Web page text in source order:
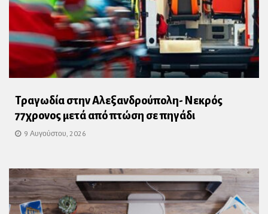
Τραγωδία στην Αλεξανδρούπολη- Νεκρός
77χρονος μετά από πτώση σε πηγάδι
9 Αυγούστου, 2026